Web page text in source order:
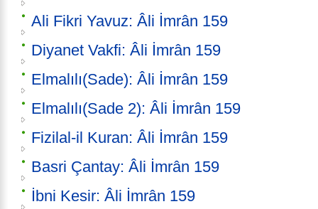
Ali Fikri Yavuz: Âli İmrân 159
Diyanet Vakfi: Âli İmrân 159
Elmalılı(Sade): Âli İmrân 159
Elmalılı(Sade 2): Âli İmrân 159
Fizilal-il Kuran: Âli İmrân 159
Basri Çantay: Âli İmrân 159
İbni Kesir: Âli İmrân 159